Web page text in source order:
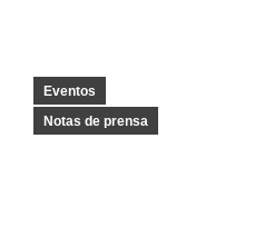
Eventos
Notas de prensa